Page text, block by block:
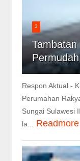
3
Respon Aktual -
Perumahan
Sungai Sulawesi
la...
Readmore